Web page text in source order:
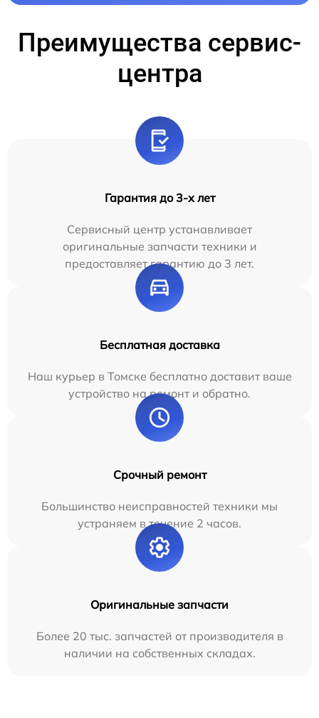
Преимущества сервис-
центра
Гарантия до 3-х лет
Сервисный центр устанавливает
оригинальные запчасти техники и
предоставляет гарантию до 3 лет.
Бесплатная доставка
Наш курьер в Томске бесплатно доставит ваше
устройство на ремонт и обратно.
Срочный ремонт
Большинство неисправностей техники мы
устраняем в течение 2 часов.
Оригинальные запчасти
Более 20 тыс. запчастей от производителя в
наличии на собственных складах.